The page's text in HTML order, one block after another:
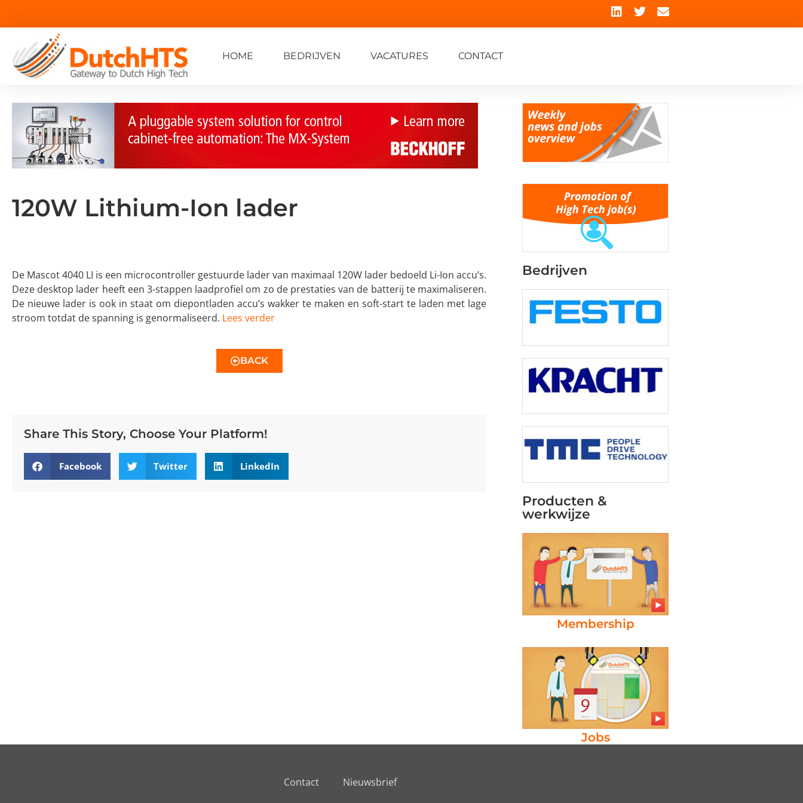
HOME BEDRIJVEN VACATURES CONTACT
120W Lithium-Ion lader
De Mascot 4040 LI is een microcontroller gestuurde lader van maximaal 120W lader bedoeld Li-Ion accu’s.
Deze desktop lader heeft een 3-stappen laadprofiel om zo de prestaties van de batterij te maximaliseren.
De nieuwe lader is ook in staat om diepontladen accu’s wakker te maken en soft-start te laden met lage
stroom totdat de spanning is genormaliseerd. Lees verder
BACK
Share This Story, Choose Your Platform!
Facebook Twitter LinkedIn
Bedrijven
Producten &
werkwijze
Membership
Jobs
Contact Nieuwsbrief